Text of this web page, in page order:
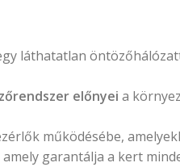
láthatatlan
előnyei a
működésébe,
garantálja a kert